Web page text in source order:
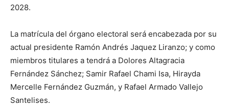
2028.
La matrícula del órgano electoral será encabezada por su
actual presidente Ramón Andrés Jaquez Liranzo; y como
miembros titulares a tendrá a Dolores Altagracia
Fernández Sánchez; Samir Rafael Chami Isa, Hirayda
Mercelle Fernández Guzmán, y Rafael Armado Vallejo
Santelises.